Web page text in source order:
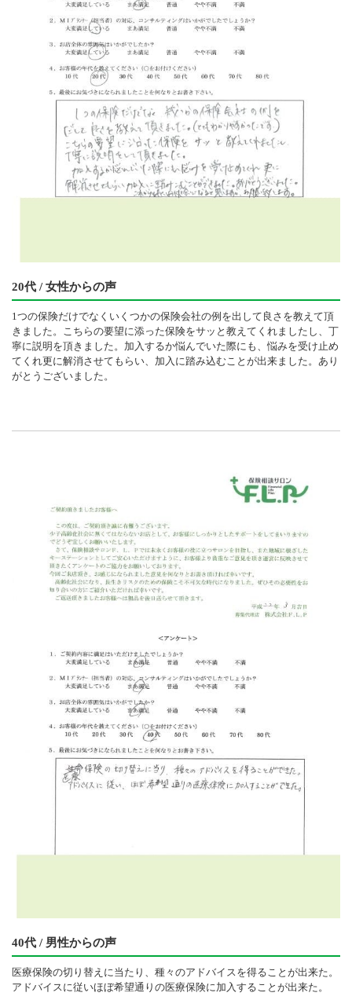
20代 / 女性からの声
1つの保険だけでなくいくつかの保険会社の例を出して良さを教えて頂
きました。こちらの要望に添った保険をサッと教えてくれましたし、丁
寧に説明を頂きました。加入するか悩んでいた際にも、悩みを受け止め
てくれ更に解消させてもらい、加入に踏み込むことが出来ました。あり
がとうございました。
40代 / 男性からの声
医療保険の切り替えに当たり、種々のアドバイスを得ることが出来た。
アドバイスに従いほぼ希望通りの医療保険に加入することが出来た。